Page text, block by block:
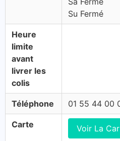
Su Fermé
Heure
limite
avant
livrer les
colis
Téléphone 01 55 44 00
Carte Voir La